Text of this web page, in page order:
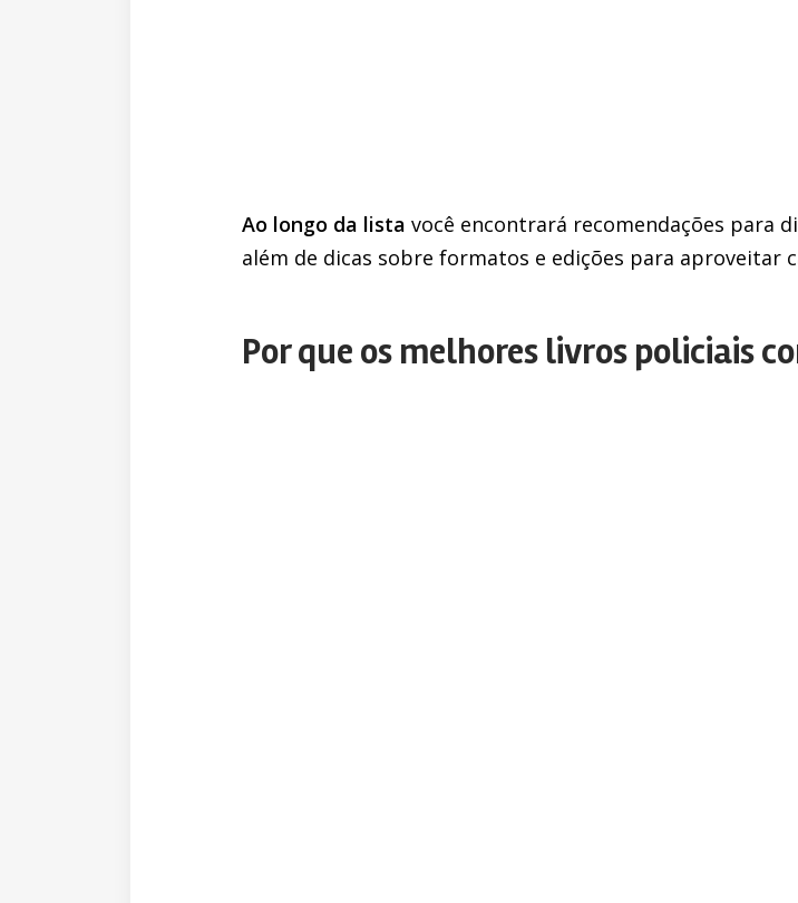
Ao longo da lista você encontrará recomendações para
além de dicas sobre formatos e edições para aproveitar
Por que os melhores livros policiais